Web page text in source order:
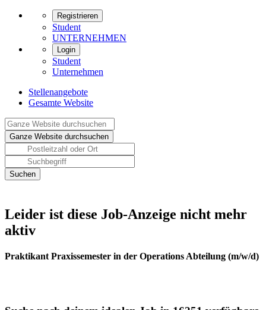
Registrieren
Student
UNTERNEHMEN
Login
Student
Unternehmen
Stellenangebote
Gesamte Website
Leider ist diese Job-Anzeige nicht mehr
aktiv
Praktikant Praxissemester in der Operations Abteilung (m/w/d)